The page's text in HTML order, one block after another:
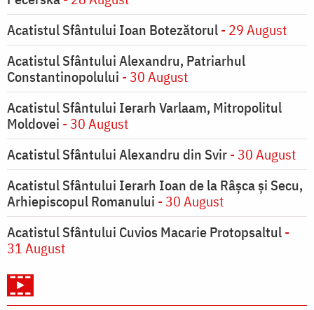
Acatistul Sfântului Ioan Botezătorul- 29 August
Acatistul Sfântului Alexandru, Patriarhul
Constantinopolului - 30 August
Acatistul Sfântului Ierarh Varlaam, Mitropolitul
Moldovei - 30 August
Acatistul Sfântului Alexandru din Svir- 30 August
Acatistul Sfântului Ierarh Ioan de la Râşca şi Secu,
Arhiepiscopul Romanului - 30 August
Acatistul Sfântului Cuvios Macarie Protopsaltul-
31 August